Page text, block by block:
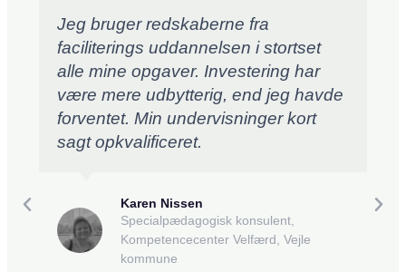
Jeg bruger redskaberne fra
faciliterings uddannelsen i stortset
alle mine opgaver. Investering har
være mere udbytterig, end jeg havde
forventet. Min undervisninger kort
sagt opkvalificeret.
Karen Nissen
Specialpædagogisk konsulent,
Kompetencecenter Velfærd, Vejle
kommune